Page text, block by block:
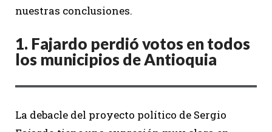
nuestras conclusiones.
1. Fajardo perdió votos en todos
los municipios de Antioquia
La debacle del proyecto político de Sergio